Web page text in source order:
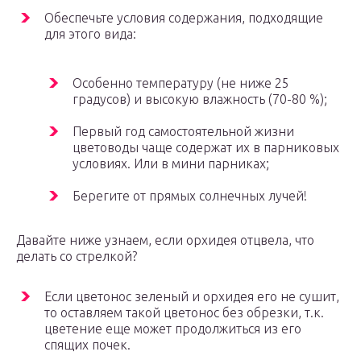
Обеспечьте условия содержания, подходящие
для этого вида:
Особенно температуру (не ниже 25
градусов) и высокую влажность (70-80 %);
Первый год самостоятельной жизни
цветоводы чаще содержат их в парниковых
условиях. Или в мини парниках;
Берегите от прямых солнечных лучей!
Давайте ниже узнаем, если орхидея отцвела, что
делать со стрелкой?
Если цветонос зеленый и орхидея его не сушит,
то оставляем такой цветонос без обрезки, т.к.
цветение еще может продолжиться из его
спящих почек.